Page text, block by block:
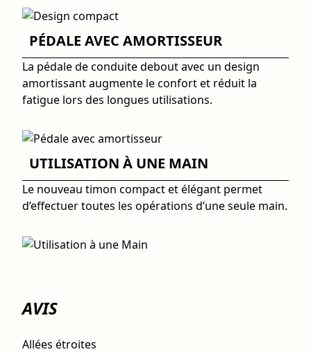
PÉDALE AVEC AMORTISSEUR
La pédale de conduite debout avec un design
amortissant augmente le confort et réduit la
fatigue lors des longues utilisations.
UTILISATION À UNE MAIN
Le nouveau timon compact et élégant permet
d’effectuer toutes les opérations d’une seule main.
AVIS
Allées étroites